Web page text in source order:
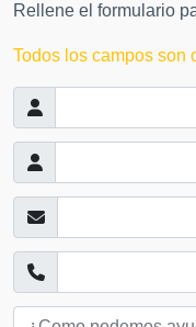
Rellene el formulario
Todos los campos son